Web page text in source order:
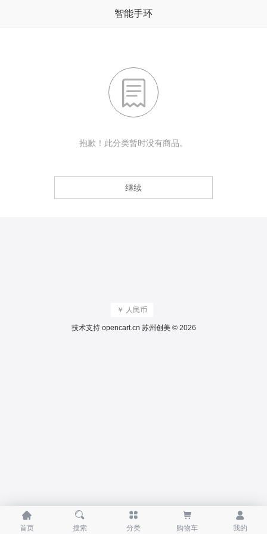
智能手环

抱歉！此分类暂时没有商品。
继续
￥ 人民币
技术支持 opencart.cn 苏州创美 © 2026

首页

搜索

分类

购物车

我的